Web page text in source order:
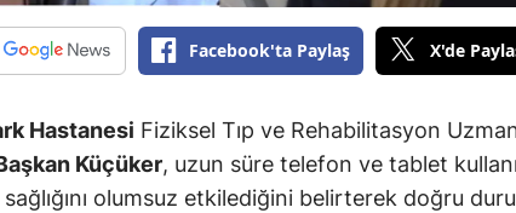
Facebook'ta Paylaş X'de
Hastanesi Fiziksel Tıp ve Rehabilitasyon
Küçüker, uzun süre telefon ve tablet
olumsuz etkilediğini belirterek doğru